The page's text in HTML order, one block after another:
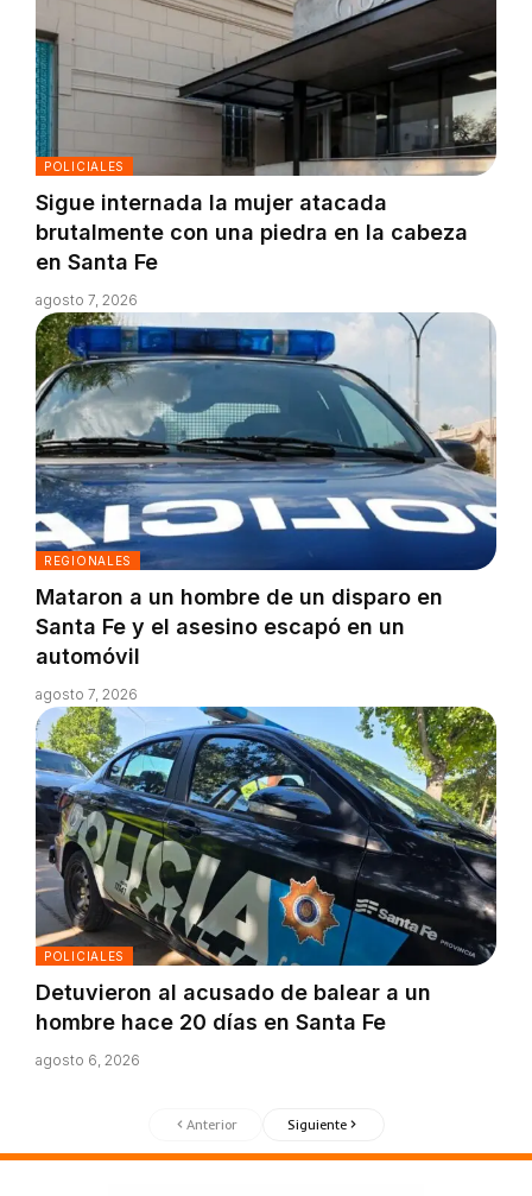
POLICIALES
Sigue internada la mujer atacada
brutalmente con una piedra en la cabeza
en Santa Fe
agosto 7, 2026
REGIONALES
Mataron a un hombre de un disparo en
Santa Fe y el asesino escapó en un
automóvil
agosto 7, 2026
POLICIALES
Detuvieron al acusado de balear a un
hombre hace 20 días en Santa Fe
agosto 6, 2026
Anterior Siguiente